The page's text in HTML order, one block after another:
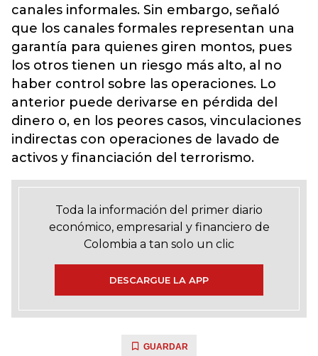
canales informales. Sin embargo, señaló
que los canales formales representan una
garantía para quienes giren montos, pues
los otros tienen un riesgo más alto, al no
haber control sobre las operaciones. Lo
anterior puede derivarse en pérdida del
dinero o, en los peores casos, vinculaciones
indirectas con operaciones de lavado de
activos y financiación del terrorismo.
Toda la información del primer diario
económico, empresarial y financiero de
Colombia a tan solo un clic
DESCARGUE LA APP
GUARDAR